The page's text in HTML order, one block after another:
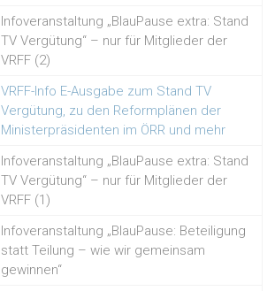
Infoveranstaltung „BlauPause extra: Stand
TV Vergütung“ – nur für Mitglieder der
VRFF (2)
VRFF-Info E-Ausgabe zum Stand TV
Vergütung, zu den Reformplänen der
Ministerpräsidenten im ÖRR und mehr
Infoveranstaltung „BlauPause extra: Stand
TV Vergütung“ – nur für Mitglieder der
VRFF (1)
Infoveranstaltung „BlauPause: Beteiligung
statt Teilung – wie wir gemeinsam
gewinnen“